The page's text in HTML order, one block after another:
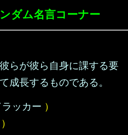
ダム名言コーナー
らが彼ら自身に課する要
成長するものである。
ッカー ）
）